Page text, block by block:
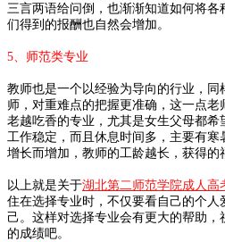
三言两语给问倒，也渐渐知道如何将
们得到的报酬也自然会增加。
5、师范类专业
教师也是一个以经验为导向的行业，
师，对重难点的把握更准确，这一点
老越吃香的专业，尤其是女生父母都希
工作稳定，而且休息时间多，主要有寒
增长而增加，教师的工龄越长，获得的
以上就是关于湖北第二师范学院成人高
住在选择专业时，不仅要看自己的个人
己。这样对选择专业会有更大的帮助
的成绩吧。